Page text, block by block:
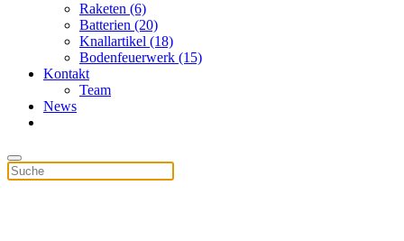
Raketen (6)
Batterien (20)
Knallartikel (18)
Bodenfeuerwerk (15)
Kontakt
Team
News